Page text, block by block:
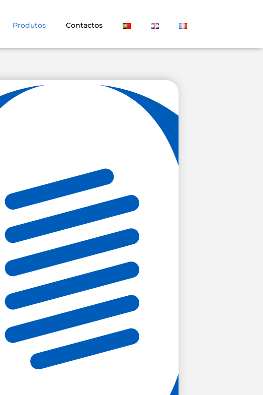
Produtos Contactos